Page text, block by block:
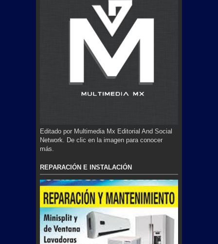
Editado por Multimedia Mx Editorial And Social
Network. De clic en la imagen para conocer
más.
REPARACIÓN E INSTALACIÓN